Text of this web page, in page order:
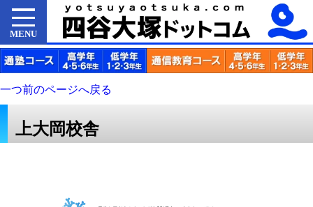
MENU
一つ前のページへ戻る
上大岡校舎